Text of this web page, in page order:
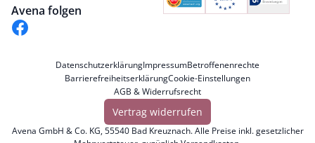
Avena folgen
DatenschutzerklärungImpressumBetroffenenrechte
BarrierefreiheitserklärungCookie-Einstellungen
AGB & Widerrufsrecht
Vertrag widerrufen
Avena GmbH & Co. KG, 55540 Bad Kreuznach. Alle Preise inkl. gesetzlicher